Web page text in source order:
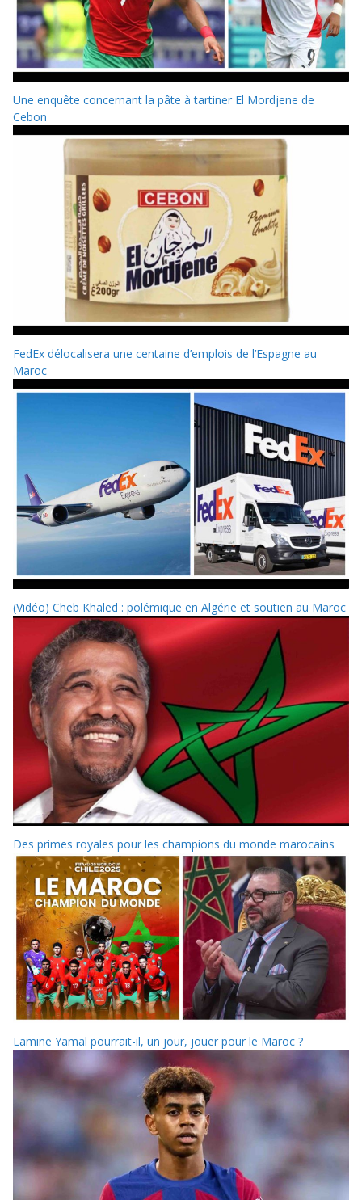
Une enquête concernant la pâte à tartiner El Mordjene de
Cebon
FedEx délocalisera une centaine d’emplois de l’Espagne au
Maroc
(Vidéo) Cheb Khaled : polémique en Algérie et soutien au Maroc
Des primes royales pour les champions du monde marocains
Lamine Yamal pourrait-il, un jour, jouer pour le Maroc ?